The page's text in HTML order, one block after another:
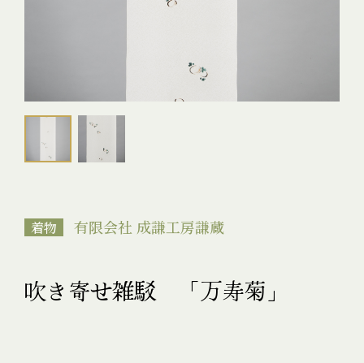
着物 有限会社 成謙工房謙蔵
吹き寄せ雑駁 「万寿菊」